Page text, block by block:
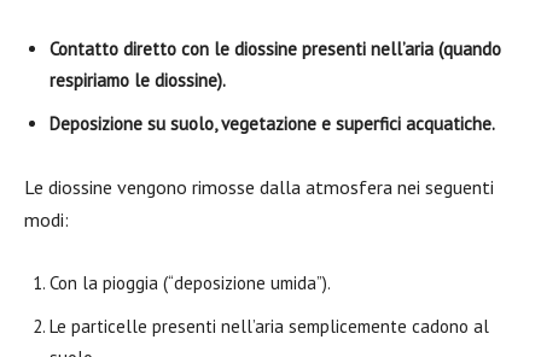
Contatto diretto con le diossine presenti nell’aria (quando
respiriamo le diossine).
Deposizione su suolo, vegetazione e superfici acquatiche.
Le diossine vengono rimosse dalla atmosfera nei seguenti
modi:
Con la pioggia (“deposizione umida”).
Le particelle presenti nell’aria semplicemente cadono al